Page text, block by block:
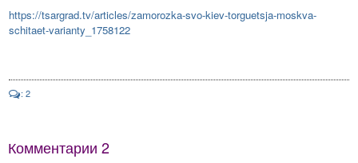
https://tsargrad.tv/articles/zamorozka-svo-kiev-torguetsja-moskva-
schitaet-varianty_1758122
: 2
Комментарии 2